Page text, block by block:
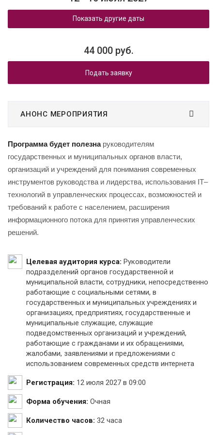
Показать другие даты
44 000 руб.
Подать заявку
АНОНС МЕРОПРИЯТИЯ
Программа будет полезнаруководителям
государственных и муниципальных органов власти,
организаций и учреждений для понимания современных
инструментов руководства и лидерства, использования IT–
технологий в управленческих процессах, возможностей и
требований к работе с населением, расширения
информационного потока для принятия управленческих
решений.
Целевая аудитория курса: Руководители
подразделений органов государственной и
муниципальной власти, сотрудники, непосредственно
работающие с социальными сетями, в
государственных и муниципальных учреждениях и
организациях, предприятиях, государственные и
муниципальные служащие, служащие
подведомственных организаций и учреждений,
работающие с гражданами и их обращениями,
жалобами, заявлениями и предложениями с
использованием современных средств интернета
Регистрация: 12 июля 2027 в 09:00
Форма обучения: Очная
Количество часов: 32 часа